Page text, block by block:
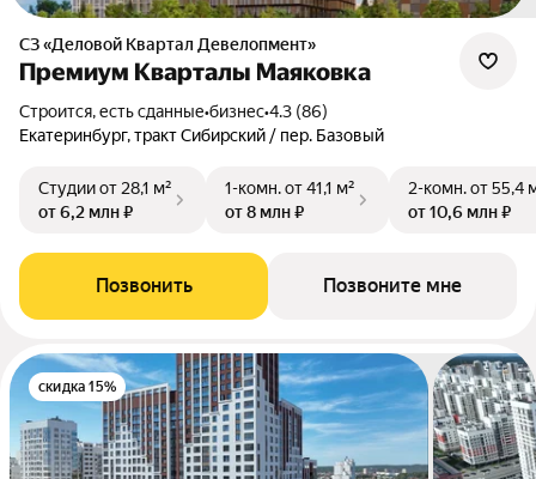
СЗ «Деловой Квартал Девелопмент»
Премиум Кварталы Маяковка
Строится, есть сданные•бизнес•4.3 (86)
Екатеринбург, тракт Сибирский / пер. Базовый
Студииот 28,1 м²
от 6,2 млн ₽
1-комн.от 41,1 м²
от 8 млн ₽
2-комн.от 55,4
от 10,6 млн ₽
Позвонить Позвоните мне
скидка 15%